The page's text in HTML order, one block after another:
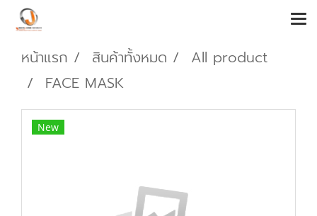
หน้าแรก สินค้าทั้งหมด
All product
FACE MASK
New